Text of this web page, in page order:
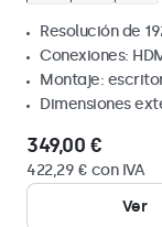
Resolución de
Conexiones:
Montaje:
Dimensiones
349,00 €
422,29 € con IVA
Ver